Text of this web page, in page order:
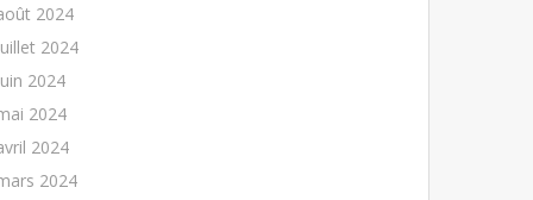
2024
2024
2024
2024
2024
2024